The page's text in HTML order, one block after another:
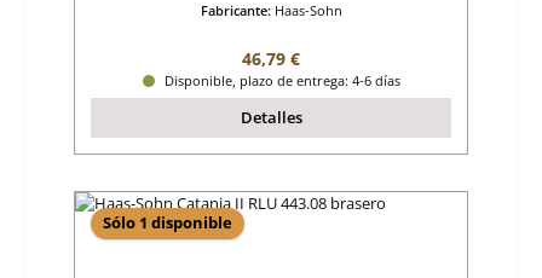
Fabricante: Haas-Sohn
Precio normal:
46,79 €
Disponible, plazo de entrega: 4-6 días
Detalles
Sólo 1 disponible